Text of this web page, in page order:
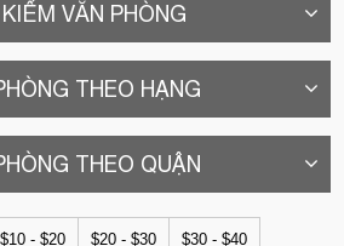
VĂN PHÒNG
THEO HẠNG
THEO QUẬN
$10 - $20 $20 - $30 $30 - $40